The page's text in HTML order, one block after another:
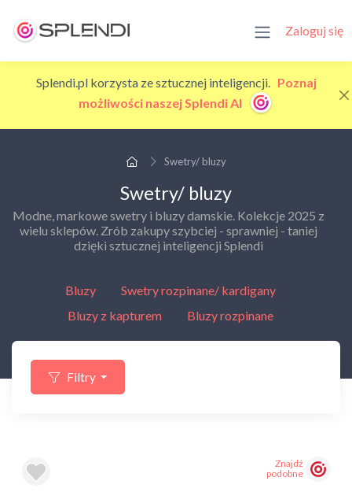
Zaloguj się
Splendi.pl korzysta ze sztucznej inteligencji. Poznaj
możliwości naszej Splendi AI
Swetry/ bluzy
Swetry/ bluzy
Modne, markowe swetry i bluzy damskie. Kolekcje 2025 z
wielu sklepów. Zrób zakupy szybciej - sprawniej - taniej
dzięki sztucznej inteligencji Splendi
Bluzy
Swetry rozpinane/ kardigany
Bluzy z kapturem
Bluzy rozpinane
Filtry
Znajdź
podobne